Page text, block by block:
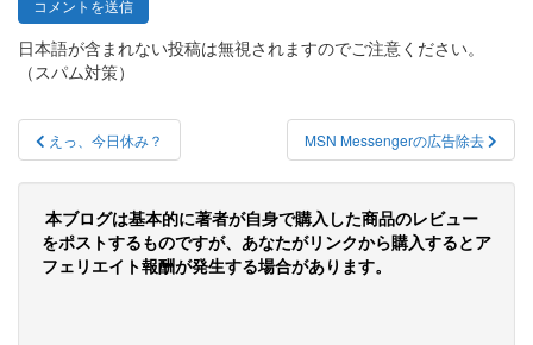
日本語が含まれない投稿は無視されますのでご注意ください。
（スパム対策）
投
稿
ナ
ビ
えっ、今日休み？ MSN Messengerの広告除去
本ブログは基本的に著者が自身で購入した商品のレビュー
をポストするものですが、あなたがリンクから購入するとア
フェリエイト報酬が発生する場合があります。